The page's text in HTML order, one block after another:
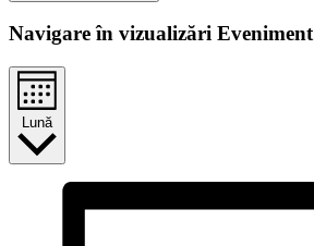
Navigare în vizualizări Eveniment
Lună